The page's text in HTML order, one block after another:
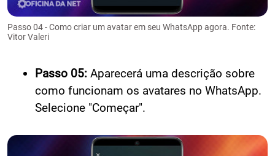
Passo 04 - Como criar um avatar em seu WhatsApp agora. Fonte:
Vitor Valeri
Passo 05: Aparecerá uma descrição sobre
como funcionam os avatares no WhatsApp.
Selecione "Começar".